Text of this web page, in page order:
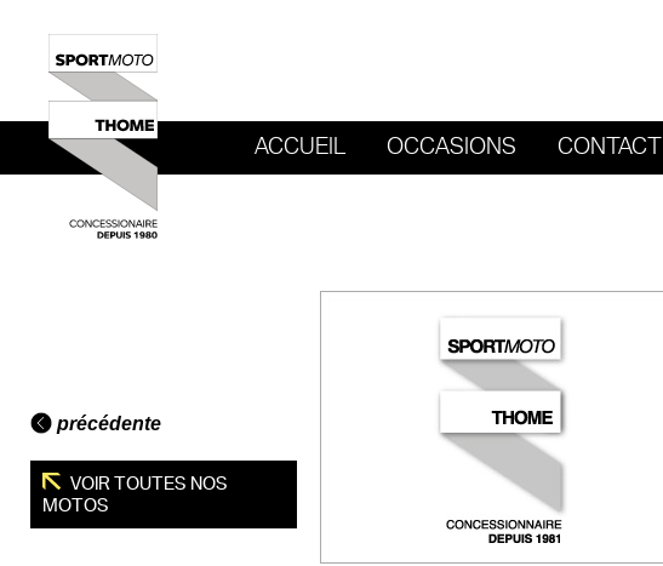
ACCUEIL OCCASIONS CONTACT
précédente
VOIR TOUTES NOS
MOTOS